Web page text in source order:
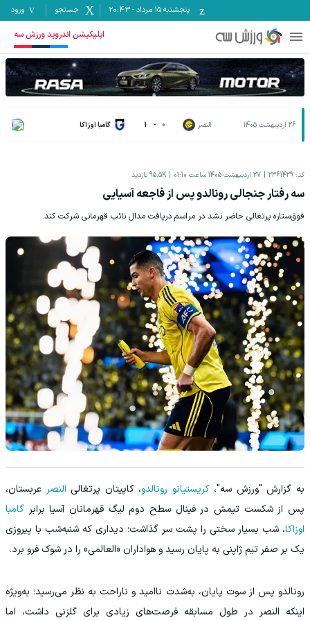
پنجشنبه ۱۵ مرداد -
20:43 جستجو ورود
اپلیکیشن اندروید ورزش سه
26 اردیبهشت 1405 النصر 0
-
1 گامبا اوزاکا
کد: 2361429 27 اردیبهشت 1405 ساعت 01:10 95.5K بازدید
سه رفتار جنجالی رونالدو پس از فاجعه آسیایی
فوق‌ستاره پرتغالی حاضر نشد در مراسم دریافت مدال نائب قهرمانی شرکت کند.
به گزارش "ورزش سه"،کریستیانو رونالدو، کاپیتان پرتغالی النصر عربستان،
پس از شکست تیمش در فینال سطح دوم لیگ قهرمانان آسیا برابر گامبا
اوزاکا، شب بسیار سختی را پشت سر گذاشت؛ دیداری که شنبه‌شب با پیروزی
یک بر صفر تیم ژاپنی به پایان رسید و هواداران «العالمی» را در شوک فرو برد.
رونالدو پس از سوت پایان، به‌شدت ناامید و ناراحت به نظر می‌رسید؛ به‌ویژه
اینکه النصر در طول مسابقه فرصت‌های زیادی برای گلزنی داشت، اما